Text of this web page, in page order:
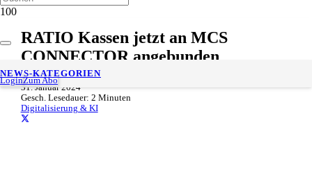
LoginZum Abo
NEWS-KATEGORIEN
RATIO Kassen jetzt an MCS
CONNECTOR angebunden
31. Januar 2024
Gesch. Lesedauer: 2 Minuten
Digitalisierung & KI